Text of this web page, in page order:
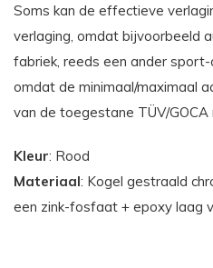
Soms kan de effectieve
verlaging, omdat bijvoorbeeld
fabriek, reeds een ander
omdat de minimaal/maximaal
van de toegestane TÜV/GOCA
Kleur: Rood
Materiaal: Kogel gestraald
een zink-fosfaat + epoxy laag